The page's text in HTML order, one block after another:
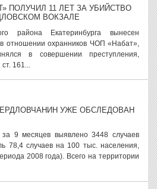
ПОЛУЧИЛ 11 ЛЕТ ЗА УБИЙСТВО
ВОКЗАЛЕ
района Екатеринбурга вынесен
отношении охранников ЧОП «Набат»,
в совершении преступления,
161...
УЖЕ ОБСЛЕДОВАН
за 9 месяцев выявлено 3448 случаев
78,4 случаев на 100 тыс. населения,
2008 года). Всего на территории